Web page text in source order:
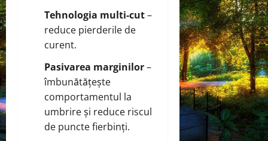
Tehnologia multi‑cut–
reduce pierderile de
curent.
Pasivarea marginilor–
îmbunătățește
comportamentul la
umbrire și reduce riscul
de puncte fierbinți.